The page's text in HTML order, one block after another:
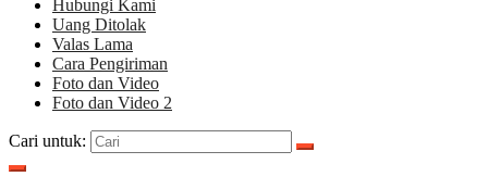
Hubungi Kami
Uang Ditolak
Valas Lama
Cara Pengiriman
Foto dan Video
Foto dan Video 2
Cari untuk: